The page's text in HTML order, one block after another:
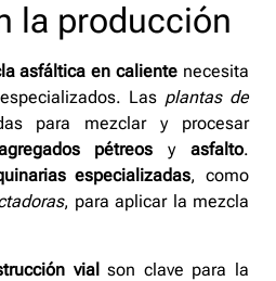
la producción
asfáltica en caliente necesita
Las plantas de
para mezclar y procesar
pétreos yasfalto.
especializadas, como
, para aplicar la mezcla
vialson clave para la